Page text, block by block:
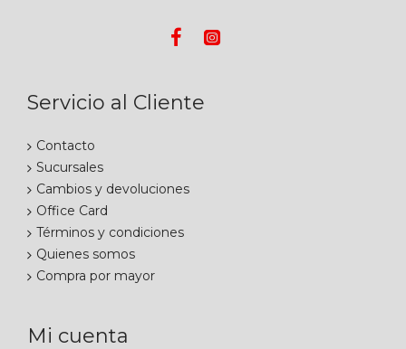
Servicio al Cliente
Contacto
Sucursales
Cambios y devoluciones
Office Card
Términos y condiciones
Quienes somos
Compra por mayor
Mi cuenta